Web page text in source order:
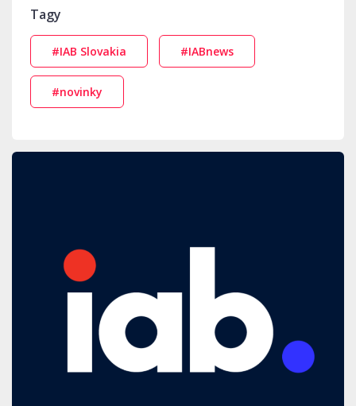
Tagy
#IAB Slovakia #IABnews
#novinky